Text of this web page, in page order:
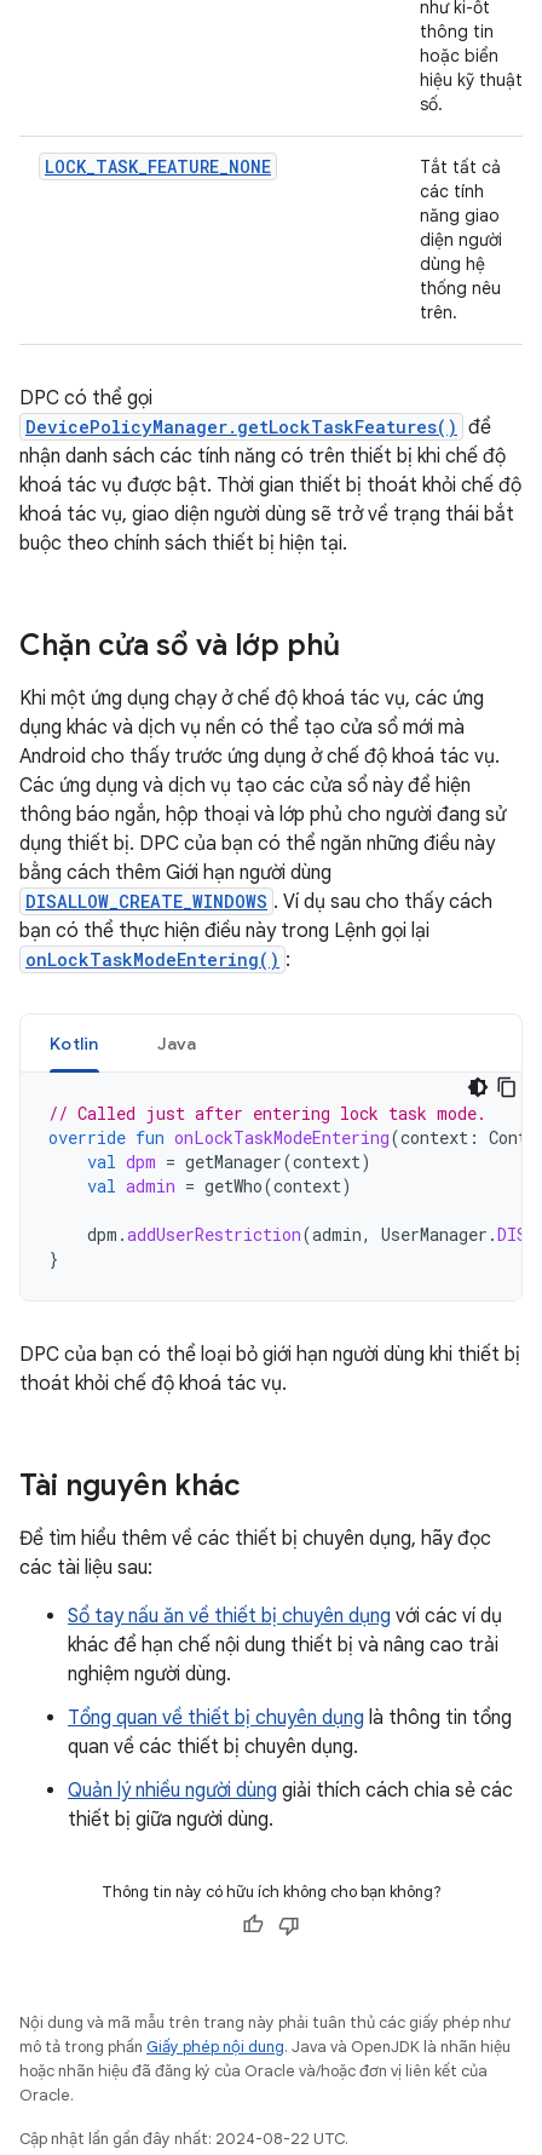
như ki-ốt
thông tin
hoặc biển
hiệu kỹ thuật
số.
LOCK_TASK_FEATURE_NONE
Tắt tất cả
các tính
năng giao
diện người
dùng hệ
thống nêu
trên.
DPC có thể gọi
DevicePolicyManager.getLockTaskFeatures() để
nhận danh sách các tính năng có trên thiết bị khi chế độ
khoá tác vụ được bật. Thời gian thiết bị thoát khỏi chế độ
khoá tác vụ, giao diện người dùng sẽ trở về trạng thái bắt
buộc theo chính sách thiết bị hiện tại.
Chặn cửa sổ và lớp phủ
Khi một ứng dụng chạy ở chế độ khoá tác vụ, các ứng
dụng khác và dịch vụ nền có thể tạo cửa sổ mới mà
Android cho thấy trước ứng dụng ở chế độ khoá tác vụ.
Các ứng dụng và dịch vụ tạo các cửa sổ này để hiện
thông báo ngắn, hộp thoại và lớp phủ cho người đang sử
dụng thiết bị. DPC của bạn có thể ngăn những điều này
bằng cách thêm Giới hạn người dùng
DISALLOW_CREATE_WINDOWS . Ví dụ sau cho thấy cách
bạn có thể thực hiện điều này trong Lệnh gọi lại
onLockTaskModeEntering() :
Kotlin Java
// Called just after entering lock task mode.
override fun onLockTaskModeEntering(context :
val dpm = getManager(context)
val admin = getWho(context)
dpm .addUserRestriction(admin, UserManager .
}
DPC của bạn có thể loại bỏ giới hạn người dùng khi thiết bị
thoát khỏi chế độ khoá tác vụ.
Tài nguyên khác
Để tìm hiểu thêm về các thiết bị chuyên dụng, hãy đọc
các tài liệu sau:
Sổ tay nấu ăn về thiết bị chuyên dụng với các ví dụ
khác để hạn chế nội dung thiết bị và nâng cao trải
nghiệm người dùng.
Tổng quan về thiết bị chuyên dụng là thông tin tổng
quan về các thiết bị chuyên dụng.
Quản lý nhiều người dùng giải thích cách chia sẻ các
thiết bị giữa người dùng.
Thông tin này có hữu ích không cho bạn không?
Nội dung và mã mẫu trên trang này phải tuân thủ các giấy phép như
mô tả trong phần Giấy phép nội dung. Java và OpenJDK là nhãn hiệu
hoặc nhãn hiệu đã đăng ký của Oracle và/hoặc đơn vị liên kết của
Oracle.
Cập nhật lần gần đây nhất: 2024-08-22 UTC.